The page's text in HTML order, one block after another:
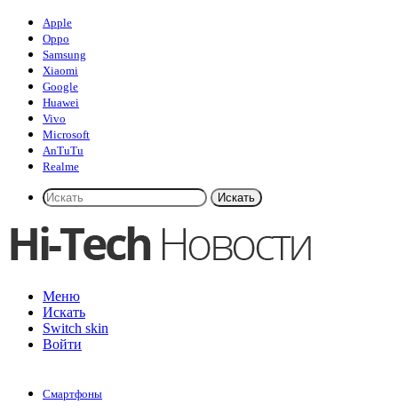
Apple
Oppo
Samsung
Xiaomi
Google
Huawei
Vivo
Microsoft
AnTuTu
Realme
Искать
Меню
Искать
Switch skin
Войти
Смартфоны